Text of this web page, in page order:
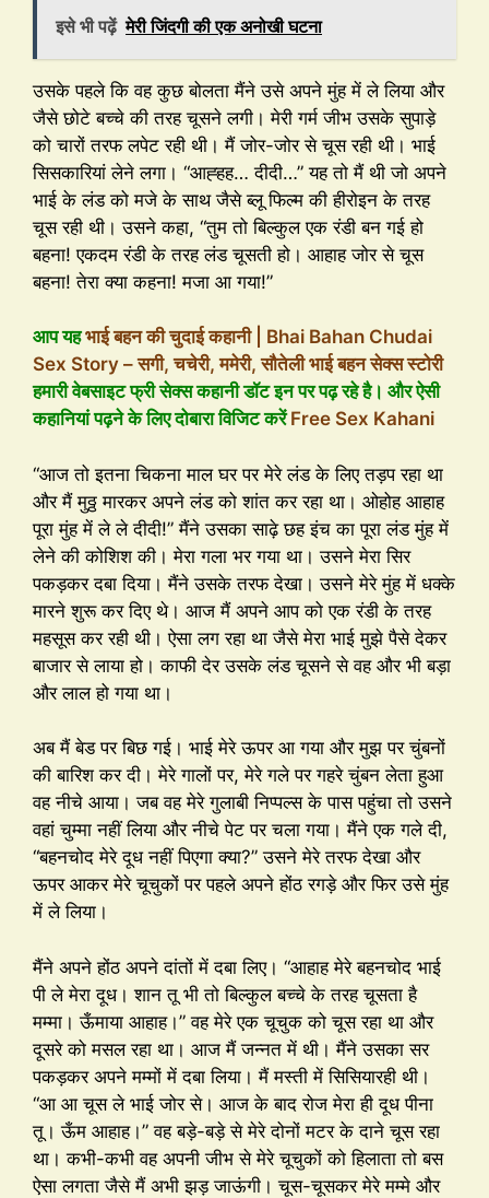
इसे भी पढ़ें मेरी जिंदगी की एक अनोखी घटना
उसके पहले कि वह कुछ बोलता मैंने उसे अपने मुंह में ले लिया और
जैसे छोटे बच्चे की तरह चूसने लगी। मेरी गर्म जीभ उसके सुपाड़े
को चारों तरफ लपेट रही थी। मैं जोर-जोर से चूस रही थी। भाई
सिसकारियां लेने लगा। “आह्हह… दीदी…” यह तो मैं थी जो अपने
भाई के लंड को मजे के साथ जैसे ब्लू फिल्म की हीरोइन के तरह
चूस रही थी। उसने कहा, “तुम तो बिल्कुल एक रंडी बन गई हो
बहना! एकदम रंडी के तरह लंड चूसती हो। आहाह जोर से चूस
बहना! तेरा क्या कहना! मजा आ गया!”
आप यहभाई बहन की चुदाई कहानी | Bhai Bahan Chudai
Sex Story – सगी, चचेरी, ममेरी, सौतेली भाई बहन सेक्स स्टोरी
हमारी वेबसाइट फ्री सेक्स कहानी डॉट इन पर पढ़ रहे है। और ऐसी
कहानियां पढ़ने के लिए दोबारा विजिट करेंFree Sex Kahani
“आज तो इतना चिकना माल घर पर मेरे लंड के लिए तड़प रहा था
और मैं मुठ्ठ मारकर अपने लंड को शांत कर रहा था। ओहोह आहाह
पूरा मुंह में ले ले दीदी!” मैंने उसका साढ़े छह इंच का पूरा लंड मुंह में
लेने की कोशिश की। मेरा गला भर गया था। उसने मेरा सिर
पकड़कर दबा दिया। मैंने उसके तरफ देखा। उसने मेरे मुंह में धक्के
मारने शुरू कर दिए थे। आज मैं अपने आप को एक रंडी के तरह
महसूस कर रही थी। ऐसा लग रहा था जैसे मेरा भाई मुझे पैसे देकर
बाजार से लाया हो। काफी देर उसके लंड चूसने से वह और भी बड़ा
और लाल हो गया था।
अब मैं बेड पर बिछ गई। भाई मेरे ऊपर आ गया और मुझ पर चुंबनों
की बारिश कर दी। मेरे गालों पर, मेरे गले पर गहरे चुंबन लेता हुआ
वह नीचे आया। जब वह मेरे गुलाबी निप्पल्स के पास पहुंचा तो उसने
वहां चुम्मा नहीं लिया और नीचे पेट पर चला गया। मैंने एक गले दी,
“बहनचोद मेरे दूध नहीं पिएगा क्या?” उसने मेरे तरफ देखा और
ऊपर आकर मेरे चूचुकों पर पहले अपने होंठ रगड़े और फिर उसे मुंह
में ले लिया।
मैंने अपने होंठ अपने दांतों में दबा लिए। “आहाह मेरे बहनचोद भाई
पी ले मेरा दूध। शान तू भी तो बिल्कुल बच्चे के तरह चूसता है
मम्मा। ऊँमाया आहाह।” वह मेरे एक चूचुक को चूस रहा था और
दूसरे को मसल रहा था। आज मैं जन्नत में थी। मैंने उसका सर
पकड़कर अपने मम्मों में दबा लिया। मैं मस्ती में सिसियारही थी।
“आ आ चूस ले भाई जोर से। आज के बाद रोज मेरा ही दूध पीना
तू। ऊँम आहाह।” वह बड़े-बड़े से मेरे दोनों मटर के दाने चूस रहा
था। कभी-कभी वह अपनी जीभ से मेरे चूचुकों को हिलाता तो बस
ऐसा लगता जैसे मैं अभी झड़ जाऊंगी। चूस-चूसकर मेरे मम्मे और